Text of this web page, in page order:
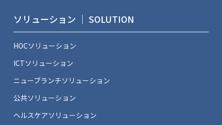
ソリューション ｜ SOLUTION
HOCソリューション
ICTソリューション
ニューブランチソリューション
公共ソリューション
ヘルスケアソリューション